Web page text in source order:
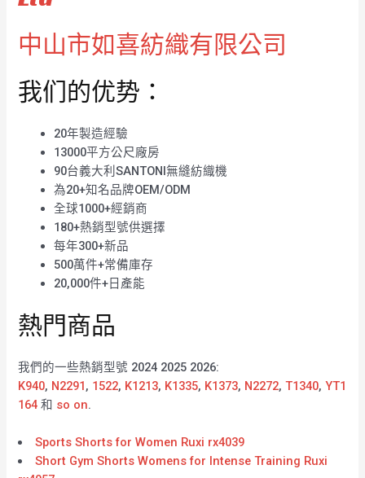
中山市如喜紡織有限公司
我们的优势：
20年製造經驗
13000平方公尺廠房
90台義大利SANTONI無縫紡織機
為20+知名品牌OEM/ODM
全球1000+經銷商
180+熱銷型號供選擇
每年300+新品
500萬件+常備庫存
20,000件+日產能
熱門商品
我們的一些熱銷型號 2024 2025 2026:
K940, N2291, 1522, K1213, K1335, K1373, N2272,T1340,YT1
164 和 so on.
Sports Shorts for Women Ruxi rx4039
Short Gym Shorts Womens for Intense Training Ruxi